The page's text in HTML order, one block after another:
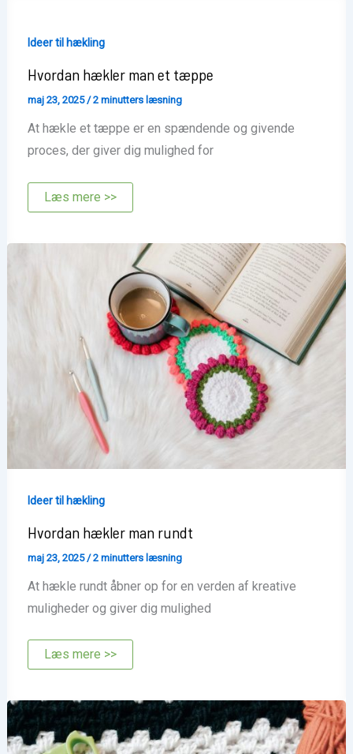
Ideer til hækling
Hvordan hækler man et tæppe
maj 23, 2025/2 minutters læsning
At hækle et tæppe er en spændende og givende
proces, der giver dig mulighed for
Hvordan
hækler
tæppe
Læs mere >>
Ideer til hækling
Hvordan hækler man rundt
maj 23, 2025 /2 minutters læsning
At hækle rundt åbner op for en verden af kreative
muligheder og giver dig mulighed
Hvordan
hækler
Læs mere >>